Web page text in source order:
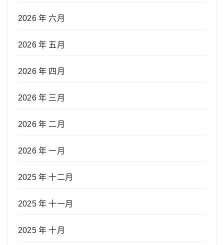
2026 年 六月
2026 年 五月
2026 年 四月
2026 年 三月
2026 年 二月
2026 年 一月
2025 年 十二月
2025 年 十一月
2025 年 十月